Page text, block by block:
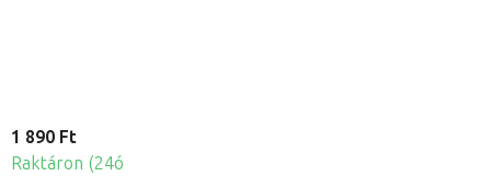
1 890 Ft
Raktáron (24ó